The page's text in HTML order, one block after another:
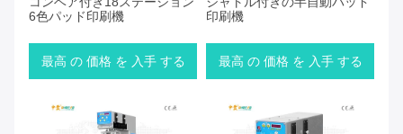
6色パッド印刷機
最高 の 価格 を 入手 する
印刷機
最高 の 価格 を 入手 する